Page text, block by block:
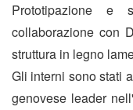
Prototipazione e
collaborazione con
struttura in legno
Gli interni sono stati
genovese leader